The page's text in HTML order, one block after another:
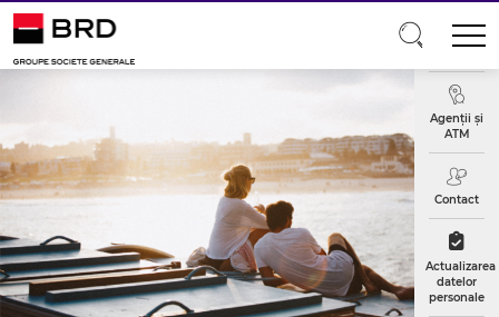
Sari la conținutul principal
Curs
Agenții și
ATM
Contact
Actualizarea
datelor
personale